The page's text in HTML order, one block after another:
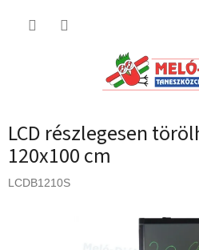
LCD részlegesen
120x100 cm
LCDB1210S